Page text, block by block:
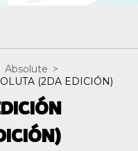
Absolute >
(2DA EDICIÓN)